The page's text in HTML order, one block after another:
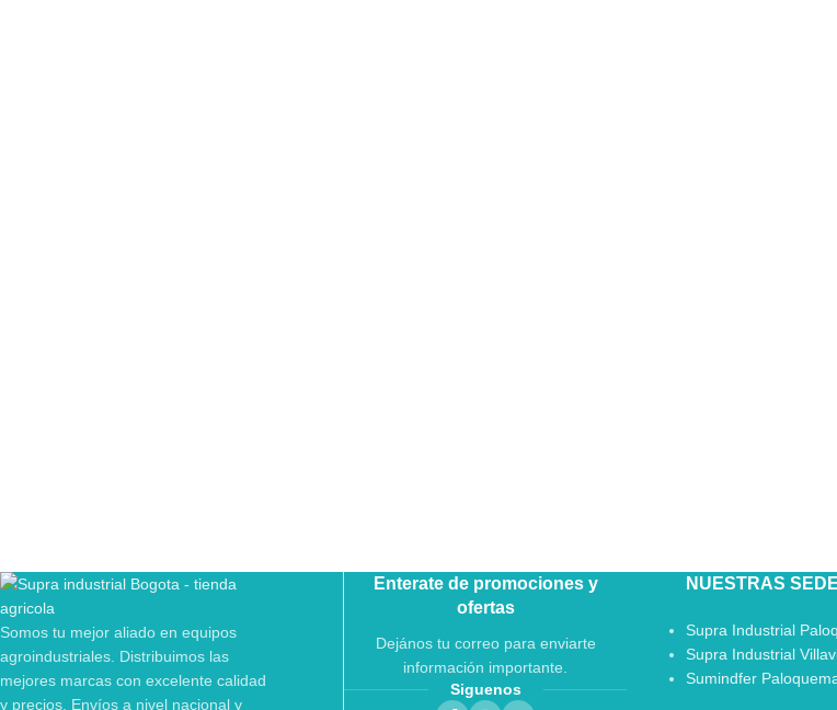
Somos tu mejor aliado en equipos
agroindustriales. Distribuimos las
mejores marcas con excelente calidad
y precios. Envíos a nivel nacional y
Enterate de promociones y
ofertas
Dejános tu correo para enviarte
información importante.
Siguenos
NUESTRAS
Supra Industrial
Supra Industrial
Sumindfer